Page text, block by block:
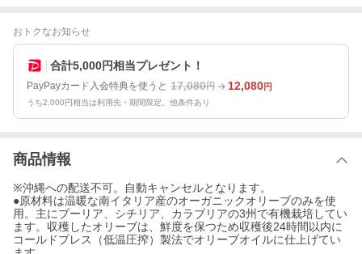
おトクなお知らせ
合計5,000円相当プレゼント！
PayPayカード入会特典を使うと 17,080円 12,080円
うち2,000円相当は利用先・期間限定。他条件あり
商品情報
※沖縄への配送不可。自動キャンセルとなります。
●原材料は温暖な南イタリア産のオーガニックオリーブのみを使
用。主にプーリア、シチリア、カラブリアの3州で有機栽培してい
ます。収穫したオリーブは、鮮度を保つため収穫後24時間以内に
コールドプレス（低温圧搾）製法でオリーブオイルに仕上げてい